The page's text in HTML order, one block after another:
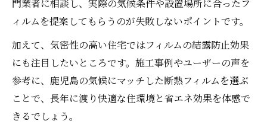
門業者に相談し、実際の気候条件や設置場所に合ったフ
ィルムを提案してもらうのが失敗しないポイントです。
加えて、気密性の高い住宅ではフィルムの結露防止効果
にも注目したいところです。施工事例やユーザーの声を
参考に、鹿児島の気候にマッチした断熱フィルムを選ぶ
ことで、長年に渡り快適な住環境と省エネ効果を体感で
きるでしょう。